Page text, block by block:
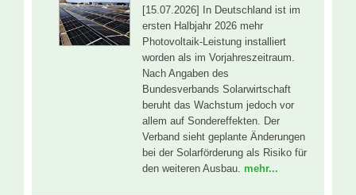
[15.07.2026] In Deutschland ist im
ersten Halbjahr 2026 mehr
Photovoltaik-Leistung installiert
worden als im Vorjahreszeitraum.
Nach Angaben des
Bundesverbands Solarwirtschaft
beruht das Wachstum jedoch vor
allem auf Sondereffekten. Der
Verband sieht geplante Änderungen
bei der Solarförderung als Risiko für
den weiteren Ausbau. mehr...